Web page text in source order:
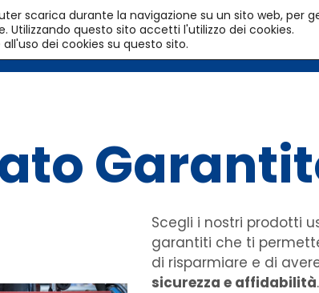
HOME PRODOTTI SERVIZI
Scegli i nostri prodotti
garantiti che ti
di risparmiare e di
sicurezza e affidabilità.
scarica durante la navigazione su un sito web, per
questo sito accetti l'utilizzo dei cookies.
dei cookies su questo sito.